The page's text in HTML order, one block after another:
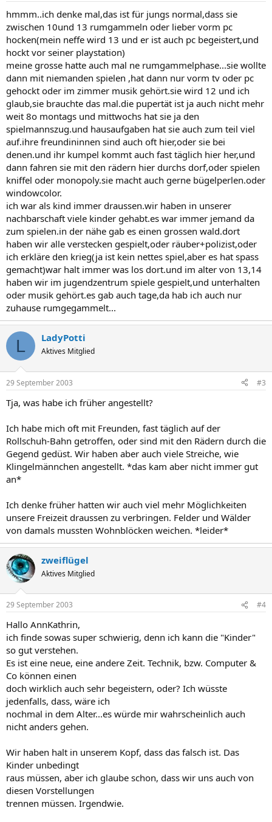
hmmm..ich denke mal,das ist für jungs normal,dass sie
zwischen 10und 13 rumgammeln oder lieber vorm pc
hocken(mein neffe wird 13 und er ist auch pc begeistert,und
hockt vor seiner playstation)
meine grosse hatte auch mal ne rumgammelphase...sie wollte
dann mit niemanden spielen ,hat dann nur vorm tv oder pc
gehockt oder im zimmer musik gehört.sie wird 12 und ich
glaub,sie brauchte das mal.die pupertät ist ja auch nicht mehr
weit 8o montags und mittwochs hat sie ja den
spielmannszug.und hausaufgaben hat sie auch zum teil viel
auf.ihre freundininnen sind auch oft hier,oder sie bei
denen.und ihr kumpel kommt auch fast täglich hier her,und
dann fahren sie mit den rädern hier durchs dorf,oder spielen
kniffel oder monopoly.sie macht auch gerne bügelperlen.oder
windowcolor.
ich war als kind immer draussen.wir haben in unserer
nachbarschaft viele kinder gehabt.es war immer jemand da
zum spielen.in der nähe gab es einen grossen wald.dort
haben wir alle verstecken gespielt,oder räuber+polizist,oder
ich erkläre den krieg(ja ist kein nettes spiel,aber es hat spass
gemacht)war halt immer was los dort.und im alter von 13,14
haben wir im jugendzentrum spiele gespielt,und unterhalten
oder musik gehört.es gab auch tage,da hab ich auch nur
zuhause rumgegammelt...
L LadyPotti
Aktives Mitglied
29 September 2003 #3
Tja, was habe ich früher angestellt?
Ich habe mich oft mit Freunden, fast täglich auf der
Rollschuh-Bahn getroffen, oder sind mit den Rädern durch die
Gegend gedüst. Wir haben aber auch viele Streiche, wie
Klingelmännchen angestellt. *das kam aber nicht immer gut
an*
Ich denke früher hatten wir auch viel mehr Möglichkeiten
unsere Freizeit draussen zu verbringen. Felder und Wälder
von damals mussten Wohnblöcken weichen. *leider*
zweiflügel
Aktives Mitglied
29 September 2003 #4
Hallo AnnKathrin,
ich finde sowas super schwierig, denn ich kann die "Kinder"
so gut verstehen.
Es ist eine neue, eine andere Zeit. Technik, bzw. Computer &
Co können einen
doch wirklich auch sehr begeistern, oder? Ich wüsste
jedenfalls, dass, wäre ich
nochmal in dem Alter...es würde mir wahrscheinlich auch
nicht anders gehen.
Wir haben halt in unserem Kopf, dass das falsch ist. Das
Kinder unbedingt
raus müssen, aber ich glaube schon, dass wir uns auch von
diesen Vorstellungen
trennen müssen. Irgendwie.